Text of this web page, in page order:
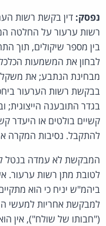
נפסק: דין בקשת רשות
רשות ערעור על החלטה
בין מספר שיקולים, תוך
לבחון את המשמעות
מבחינת הנתבע; את משקל
בבקשת רשות הערעור
בגדר התובענה
קשיים בולטים או היעדר
להתקבל. נסיבות המקרה
המבקשת לא עמדה בנטל
לטובת מתן רשות ערעור.
ביהמ"ש יניח כי הוא
("חבותו של שולח"), אין